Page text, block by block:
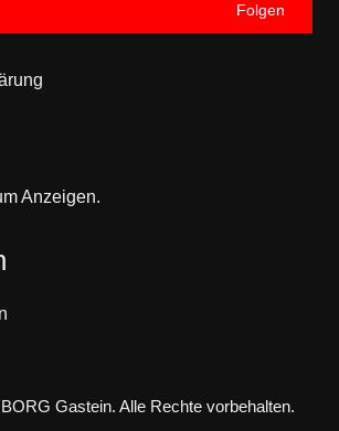
Folgen
Anzeigen.
Gastein. Alle Rechte vorbehalten.